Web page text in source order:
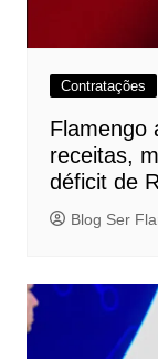
Contratações
Flamengo
receitas,
déficit de
Blog Ser